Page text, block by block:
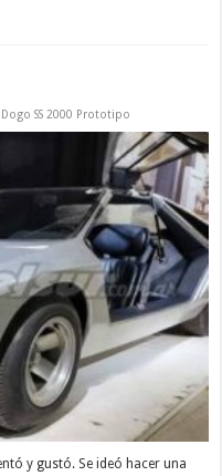
Dogo SS 2000 Prototipo
y gustó. Se ideó hacer una